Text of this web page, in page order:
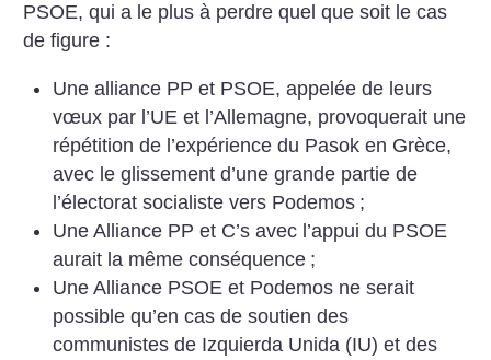
PSOE, qui a le plus à perdre quel que soit le cas
de figure :
Une alliance PP et PSOE, appelée de leurs
vœux par l’UE et l’Allemagne, provoquerait une
répétition de l’expérience du Pasok en Grèce,
avec le glissement d’une grande partie de
l’électorat socialiste vers Podemos ;
Une Alliance PP et C’s avec l’appui du PSOE
aurait la même conséquence ;
Une Alliance PSOE et Podemos ne serait
possible qu’en cas de soutien des
communistes de Izquierda Unida (IU) et des